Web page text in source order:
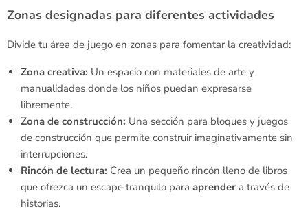
Zonas designadas para diferentes actividades
Divide tu área de juego en zonas para fomentar la creatividad:
Zona creativa: Un espacio con materiales de arte y
manualidades donde los niños puedan expresarse
libremente.
Zona de construcción: Una sección para bloques y juegos
de construcción que permite construir imaginativamente sin
interrupciones.
Rincón de lectura: Crea un pequeño rincón lleno de libros
que ofrezca un escape tranquilo para aprender a través de
historias.